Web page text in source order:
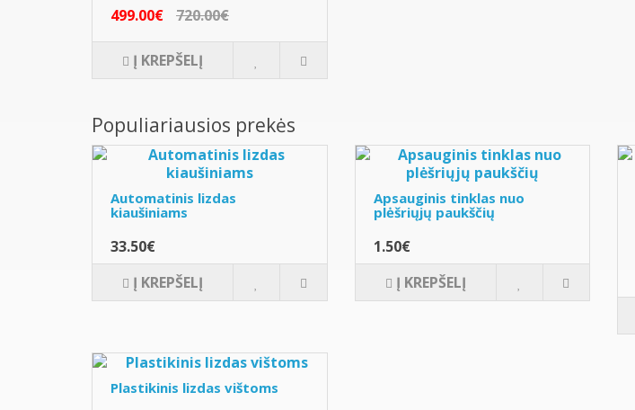
499.00€ 720.00€
Į KREPŠELĮ
Populiariausios prekės
Automatinis lizdas
kiaušiniams
33.50€
Į KREPŠELĮ
Apsauginis tinklas nuo
plėšriųjų paukščių
1.50€
Į KREPŠELĮ
Plastikinis lizdas vištoms